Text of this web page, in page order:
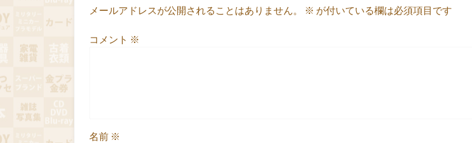
メールアドレスが公開されることはありません。 ※ が付いている欄は必須項目です
コメント ※
名前 ※